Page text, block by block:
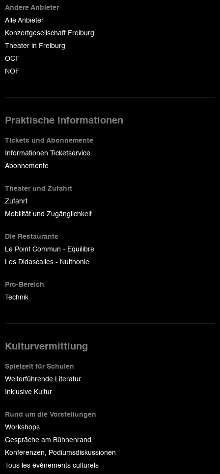
Andere Anbieter
Alle Anbieter
Konzertgesellschaft Freiburg
Theater in Freiburg
OCF
NOF
Praktische Informationen
Tickets und Abonnemente
Informationen Ticketservice
Abonnemente
Theater und Zufahrt
Zufahrt
Mobilität und Zugänglichkeit
Die Restaurants
Le Point Commun - Equilibre
Les Didascalies - Nuithonie
Pro-Bereich
Technik
Kulturvermittlung
Spielzeit für Schulen
Weiterführende Literatur
Inklusive Kultur
Rund um die Vorstellungen
Workshops
Gespräche am Bühnenrand
Konferenzen, Podiumsdiskussionen
Tous les événements culturels